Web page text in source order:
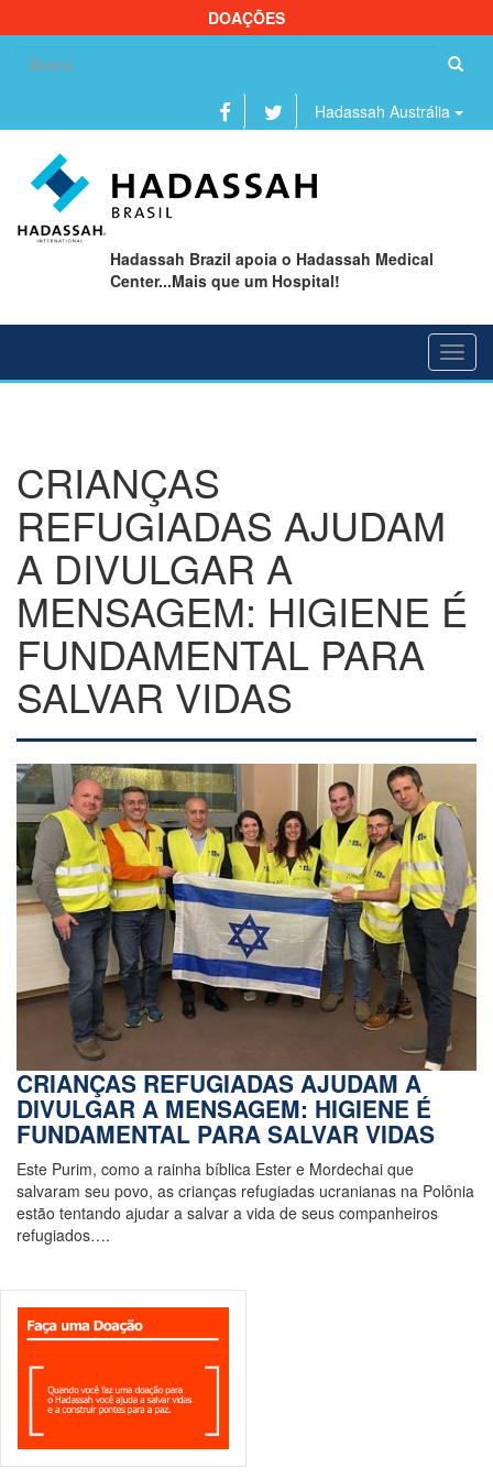
DOAÇÕES
Hadassah Austrália
Hadassah Brazil apoia o Hadassah Medical
Center...Mais que um Hospital!
CRIANÇAS
REFUGIADAS AJUDAM
A DIVULGAR A
MENSAGEM: HIGIENE É
FUNDAMENTAL PARA
SALVAR VIDAS
CRIANÇAS REFUGIADAS AJUDAM A
DIVULGAR A MENSAGEM: HIGIENE É
FUNDAMENTAL PARA SALVAR VIDAS
Este Purim, como a rainha bíblica Ester e Mordechai que
salvaram seu povo, as crianças refugiadas ucranianas na Polônia
estão tentando ajudar a salvar a vida de seus companheiros
refugiados….